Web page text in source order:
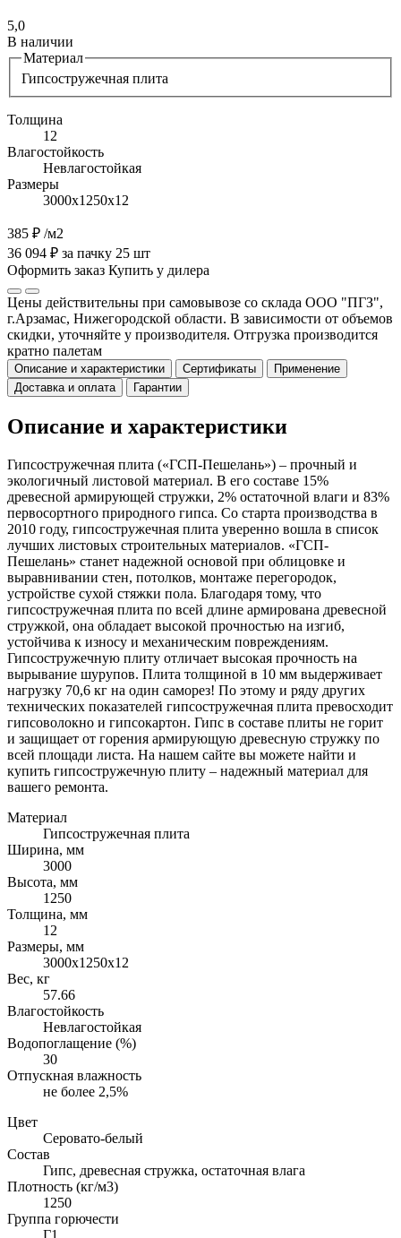
5,0
В наличии
Материал
Гипсостружечная плита
Толщина
12
Влагостойкость
Невлагостойкая
Размеры
3000х1250х12
385 ₽ /м2
36 094 ₽ за пачку 25 шт
Оформить заказ Купить у дилера
Цены действительны при самовывозе со склада ООО "ПГЗ",
г.Арзамас, Нижегородской области. В зависимости от объемов
скидки, уточняйте у производителя. Отгрузка производится
кратно палетам
Описание и характеристики Сертификаты
Применение
Доставка и оплата
Гарантии
Описание и характеристики
Гипсостружечная плита («ГСП-Пешелань») – прочный и
экологичный листовой материал. В его составе 15%
древесной армирующей стружки, 2% остаточной влаги и 83%
первосортного природного гипса. Со старта производства в
2010 году, гипсостружечная плита уверенно вошла в список
лучших листовых строительных материалов. «ГСП-
Пешелань» станет надежной основой при облицовке и
выравнивании стен, потолков, монтаже перегородок,
устройстве сухой стяжки пола. Благодаря тому, что
гипсостружечная плита по всей длине армирована древесной
стружкой, она обладает высокой прочностью на изгиб,
устойчива к износу и механическим повреждениям.
Гипсостружечную плиту отличает высокая прочность на
вырывание шурупов. Плита толщиной в 10 мм выдерживает
нагрузку 70,6 кг на один саморез! По этому и ряду других
технических показателей гипсостружечная плита превосходит
гипсоволокно и гипсокартон. Гипс в составе плиты не горит
и защищает от горения армирующую древесную стружку по
всей площади листа. На нашем сайте вы можете найти и
купить гипсостружечную плиту – надежный материал для
вашего ремонта.
Материал
Гипсостружечная плита
Ширина, мм
3000
Высота, мм
1250
Толщина, мм
12
Размеры, мм
3000х1250х12
Вес, кг
57.66
Влагостойкость
Невлагостойкая
Водопоглащение (%)
30
Отпускная влажность
не более 2,5%
Цвет
Серовато-белый
Состав
Гипс, древесная стружка, остаточная влага
Плотность (кг/м3)
1250
Группа горючести